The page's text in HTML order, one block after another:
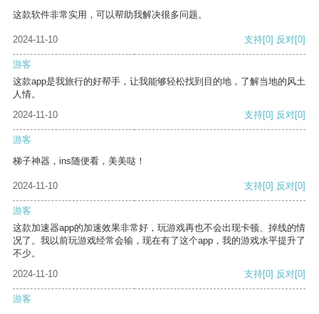
这款软件非常实用，可以帮助我解决很多问题。
2024-11-10 支持[0] 反对[0]
游客
这款app是我旅行的好帮手，让我能够轻松找到目的地，了解当地的风土
人情。
2024-11-10
支持[0] 反对[0]
游客
梯子神器，ins随便看，美美哒！
2024-11-10 支持[0] 反对[0]
游客
这款加速器app的加速效果非常好，玩游戏再也不会出现卡顿、掉线的情
况了。我以前玩游戏经常会输，现在有了这个app，我的游戏水平提升了
不少。
2024-11-10
支持[0] 反对[0]
游客